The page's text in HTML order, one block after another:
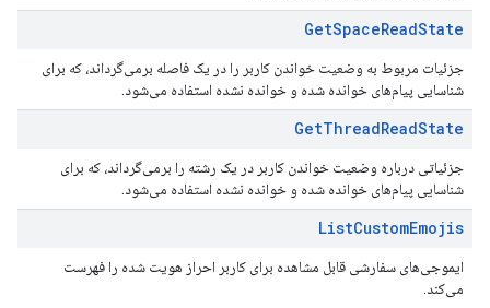
GetSpaceReadState
جزئیات مربوط به وضعیت خواندن کاربر را در یک فاصله برمی‌گرداند، که برای
شناسایی پیام‌های خوانده شده و خوانده نشده استفاده می‌شود.
GetThreadReadState
جزئیاتی درباره وضعیت خواندن کاربر در یک رشته را برمی‌گرداند، که برای
شناسایی پیام‌های خوانده شده و خوانده نشده استفاده می‌شود.
ListCustomEmojis
ایموجی‌های سفارشی قابل مشاهده برای کاربر احراز هویت شده را فهرست
می‌کند.